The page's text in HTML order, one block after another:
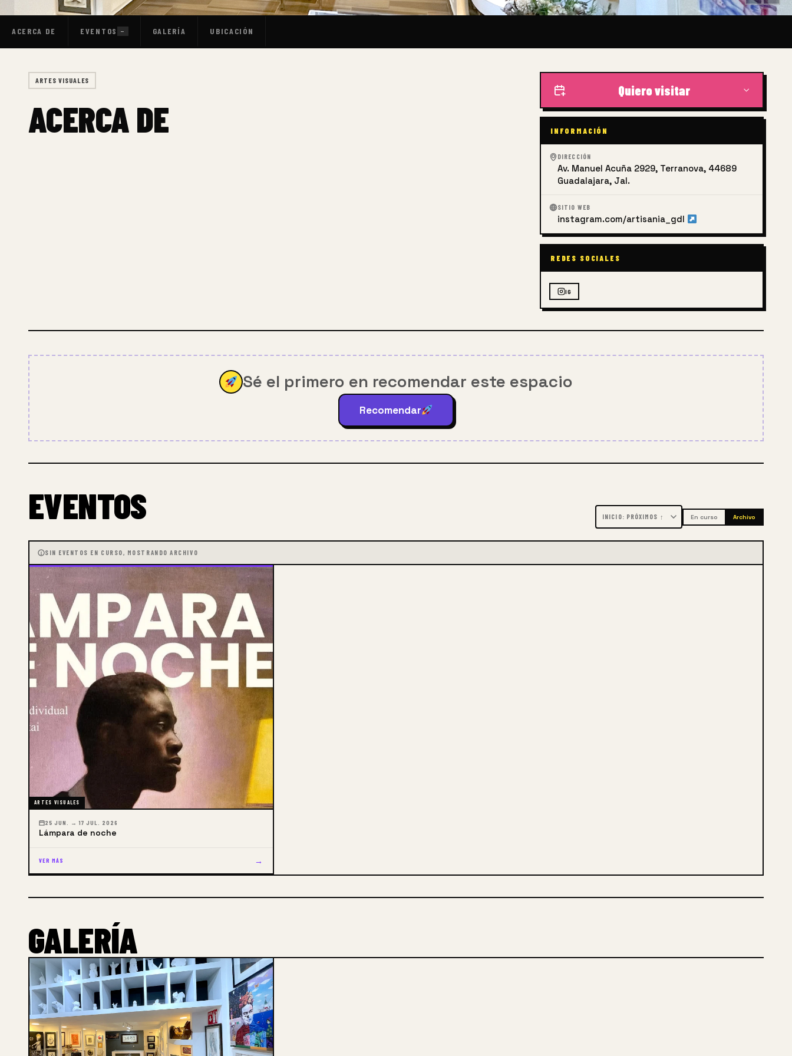
ACERCA DE EVENTOS — GALERÍA UBICACIÓN
ARTES VISUALES
ACERCA DE
Quiero visitar
INFORMACIÓN
DIRECCIÓN
Av. Manuel Acuña 2929, Terranova, 44689
Guadalajara, Jal.
SITIO WEB
instagram.com/artisania_gdl
REDES SOCIALES
IG
Sé el primero en recomendar este espacio
Recomendar
EVENTOS En curso Archivo
SIN EVENTOS EN CURSO, MOSTRANDO ARCHIVO
ARTES VISUALES
25 JUN. → 17 JUL. 2026
Lámpara de noche
VER MÁS →
GALERÍA